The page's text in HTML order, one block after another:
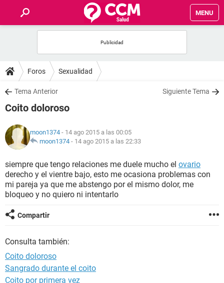
MENU
FOROS
SALUD
NUTRICIÓN
BIENESTAR
SEXUALIDAD
GLOSARIO
Foros Sexualidad
Tema Anterior Siguiente Tema
Coito doloroso
moon1374 - 14 ago 2015 a las 00:05
moon1374 - 14 ago 2015 a las 22:33
siempre que tengo relaciones me duele mucho el ovario
derecho y el vientre bajo, esto me ocasiona problemas con
mi pareja ya que me abstengo por el mismo dolor, me
bloqueo y no quiero ni intentarlo
Compartir
Consulta también:
Coito doloroso
Sangrado durante el coito
Coito por primera vez